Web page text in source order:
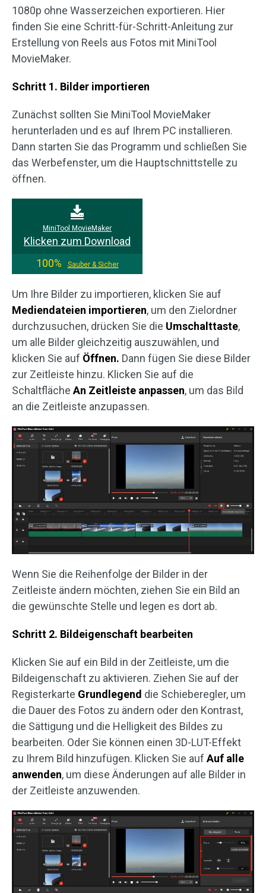
1080p ohne Wasserzeichen exportieren. Hier
finden Sie eine Schritt-für-Schritt-Anleitung zur
Erstellung von Reels aus Fotos mit MiniTool
MovieMaker.
Schritt 1. Bilder importieren
Zunächst sollten Sie MiniTool MovieMaker
herunterladen und es auf Ihrem PC installieren.
Dann starten Sie das Programm und schließen Sie
das Werbefenster, um die Hauptschnittstelle zu
öffnen.
MiniTool MovieMaker
Klicken zum Download
100%
Sauber & Sicher
Um Ihre Bilder zu importieren, klicken Sie auf
Mediendateien importieren, um den Zielordner
durchzusuchen, drücken Sie die Umschalttaste,
um alle Bilder gleichzeitig auszuwählen, und
klicken Sie auf Öffnen. Dann fügen Sie diese Bilder
zur Zeitleiste hinzu. Klicken Sie auf die
Schaltfläche An Zeitleiste anpassen, um das Bild
an die Zeitleiste anzupassen.
Wenn Sie die Reihenfolge der Bilder in der
Zeitleiste ändern möchten, ziehen Sie ein Bild an
die gewünschte Stelle und legen es dort ab.
Schritt 2. Bildeigenschaft bearbeiten
Klicken Sie auf ein Bild in der Zeitleiste, um die
Bildeigenschaft zu aktivieren. Ziehen Sie auf der
Registerkarte Grundlegend die Schieberegler, um
die Dauer des Fotos zu ändern oder den Kontrast,
die Sättigung und die Helligkeit des Bildes zu
bearbeiten. Oder Sie können einen 3D-LUT-Effekt
zu Ihrem Bild hinzufügen. Klicken Sie auf Auf alle
anwenden, um diese Änderungen auf alle Bilder in
der Zeitleiste anzuwenden.